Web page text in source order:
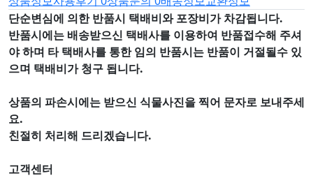
단순변심에 의한 반품시 택배비와 포장비가 차감됩니다.
반품시에는 배송받으신 택배사를 이용하여 반품접수해 주셔
야 하며 타 택배사를 통한 임의 반품시는 반품이 거절될수 있
으며 택배비가 청구 됩니다.
상품의 파손시에는 받으신 식물사진을 찍어 문자로 보내주세
요.
친절히 처리해 드리겠습니다.
고객센터